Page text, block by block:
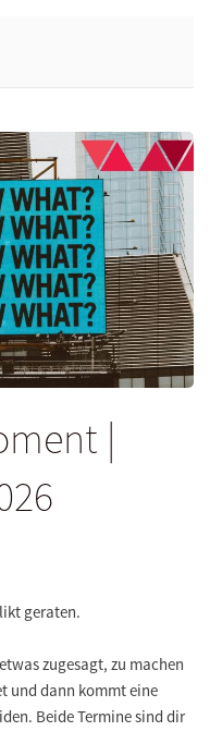
|
geraten.
zugesagt, zu machen
und dann kommt eine
Beide Termine sind dir